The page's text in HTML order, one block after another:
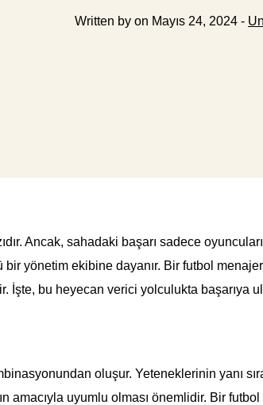
Written by on Mayıs 24, 2024 -
Ancak, sahadaki başarı sadece
bir yönetim ekibine dayanır. Bir futbol
İşte, bu heyecan verici yolculukta başarıya
oluşur. Yeteneklerinin yanı
amacıyla uyumlu olması önemlidir. Bir